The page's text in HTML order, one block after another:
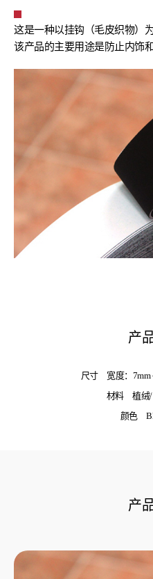
这是一种以挂钩（毛皮织物）
该产品的主要用途是防止内饰
产
尺寸
宽度：7mm
材料
植绒
颜色
产